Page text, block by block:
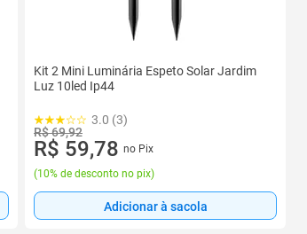
Kit 2 Mini Luminária Espeto Solar Jardim
Luz 10led Ip44
3.0 (3)
R$ 69,92
R$ 59,78 no Pix
(10% de desconto no pix)
Adicionar à sacola